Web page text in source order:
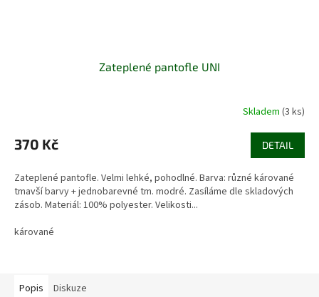
Zateplené pantofle UNI
Skladem (3 ks)
370 Kč DETAIL
Zateplené pantofle. Velmi lehké, pohodlné. Barva: různé kárované
tmavší barvy + jednobarevné tm. modré. Zasíláme dle skladových
zásob. Materiál: 100% polyester. Velikosti...
kárované
Popis Diskuze